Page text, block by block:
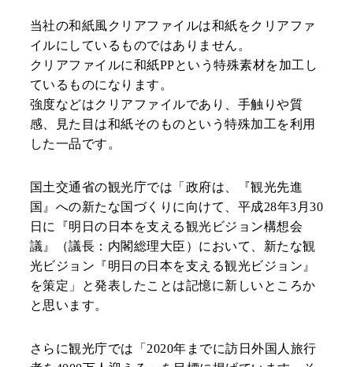
当社の和紙風クリアファイルは和紙をクリアファ
イルにしているものではありません。
クリアファイルに和紙PPという特殊素材を加工し
ているものになります。
強度などはクリアファイルであり、手触りや質
感、見た目は和紙そのものという特殊加工を利用
した一品です。
国土交通省の観光庁では「政府は、『観光先進
国』への新たな国づくりに向けて、平成28年3月30
日に『明日の日本を支える観光ビジョン構想会
議』（議長：内閣総理大臣）において、新たな観
光ビジョン『明日の日本を支える観光ビジョン』
を策定」と発表したことは記憶に新しいところか
と思います。
さらに観光庁では「2020年までに訪日外国人旅行